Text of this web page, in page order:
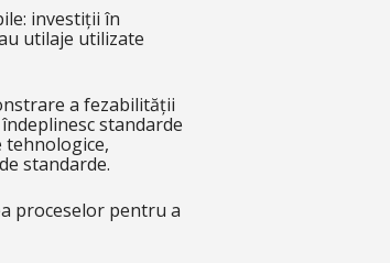
investiții în
utilaje utilizate
a fezabilității
standarde
tehnologice,
standarde.
proceselor pentru a